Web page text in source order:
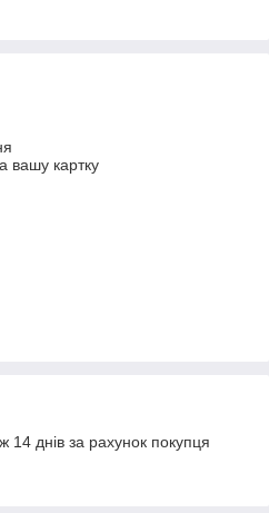
вашу картку
днів за рахунок покупця